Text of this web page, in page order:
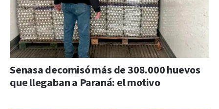
Senasa decomisó más de 308.000 huevos
que llegaban a Paraná: el motivo